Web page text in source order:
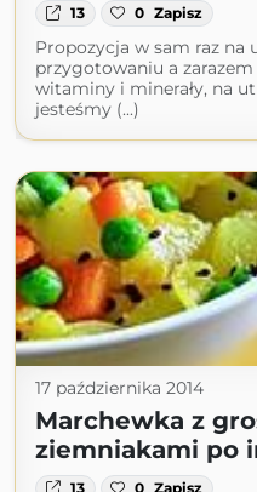
13 0 Zapisz
Propozycja w sam raz na
przygotowaniu a
witaminy i minerały, na
jesteśmy (...)
17 października 2014
Marchewka z
ziemniakami po
13 0 Zapisz